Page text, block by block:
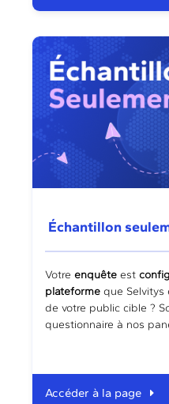
Échantillon
Votreenquête est
plateforme que Selvitys
de votre public cible ?
questionnaire à nos
Accéder à la page